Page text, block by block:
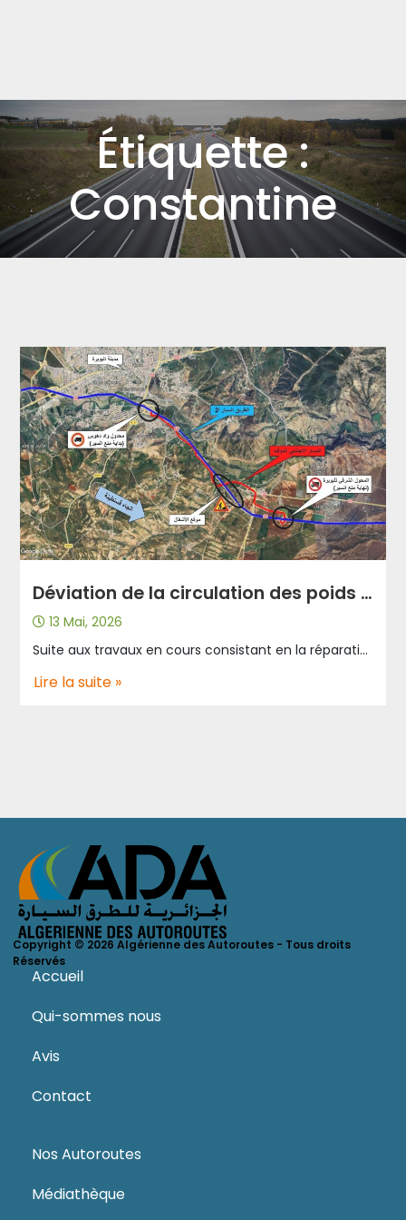
Étiquette :
Constantine
Déviation de la circulation des poids lourds prochainement au niveau de Draa Laatach vers Constantine.
13 Mai, 2026
Suite aux travaux en cours consistant en la réparation des joints de chaussées au niveau du viaduc de Draa Laatach au point kilométrique 108+606 vers Constantine; L’Algérienne des Autoroutes informe les usagers de l’autoroute A2 qu’une déviation temporaire de la circulation des poids lourds sera mise en place pour une durée d’un mois, afin d’assurer le bon déroulement des travaux et la sécurisation du périmètre du chantier. Cette déviation concerne les poids lourds vers Constantine comme suit : A partir de oued Houss wilaya de Bouira. Ensuite la route nationale N05. Jusqu’à rejoindre l’autoroute à l’échangeur de Bouira Est dans la région de Sonda. Cette mesure s’inscrit dans le cadre de l’accompagnement des travaux de maintenance, avec la mobilisation des équipes d’intervention et les patrouilleurs afin de sécuriser la zone des travaux et organiser la circulation. La date de mise en œuvre de cette déviation sera communiquée ultérieurement. L’Algérienne des Autoroutes appelle tous les usagers de l’autoroute de prendre leurs précautions, respecter les consignes de sécurité et réduire la vitesse à l’approche de la zone des travaux.
Lire la suite »
Copyright © 2026 Algérienne des Autoroutes - Tous droits
Réservés
Accueil
Qui-sommes nous
Avis
Contact
Nos Autoroutes
Médiathèque